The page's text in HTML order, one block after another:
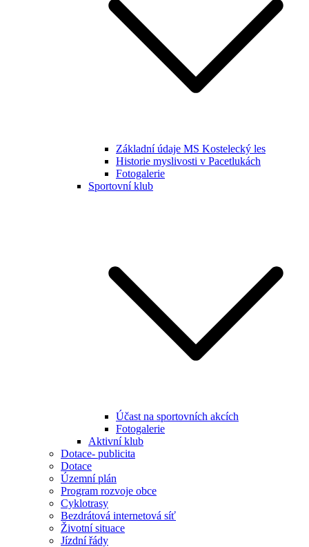
Základní údaje MS Kostelecký les
Historie myslivosti v Pacetlukách
Fotogalerie
Sportovní klub
Účast na sportovních akcích
Fotogalerie
Aktivní klub
Dotace- publicita
Dotace
Územní plán
Program rozvoje obce
Cyklotrasy
Bezdrátová internetová síť
Životní situace
Jízdní řády